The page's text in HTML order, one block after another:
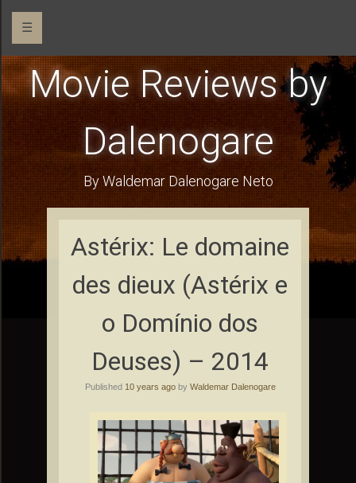
☰
Movie Reviews by
Dalenogare
By Waldemar Dalenogare Neto
Astérix: Le domaine
des dieux (Astérix e
o Domínio dos
Deuses) – 2014
Published 10 years agoby Waldemar Dalenogare